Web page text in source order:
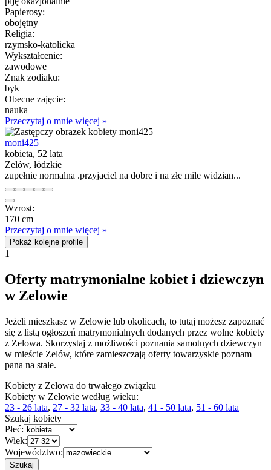
Papierosy:
obojętny
Religia:
rzymsko-katolicka
Wykształcenie:
zawodowe
Znak zodiaku:
byk
Obecne zajęcie:
nauka
Przeczytaj o mnie więcej »
moni425
kobieta, 52 lata
Zelów, łódzkie
zupełnie normalna .przyjaciel na dobre i na złe mile widzian...
Wzrost:
170 cm
Przeczytaj o mnie więcej »
Pokaż kolejne profile
1
Oferty matrymonialne kobiet i dziewczyn
w Zelowie
Jeżeli mieszkasz w Zelowie lub okolicach, to tutaj możesz zapoznać
się z listą ogłoszeń matrymonialnych dodanych przez wolne kobiety
z Zelowa. Skorzystaj z możliwości poznania samotnych dziewczyn
w mieście Zelów, które zamieszczają oferty towarzyskie poznam
pana na stałe.
Kobiety z Zelowa do trwałego związku
Kobiety w Zelowie według wieku:
23 - 26 lata, 27 - 32 lata, 33 - 40 lata, 41 - 50 lata, 51 - 60 lata
Szukaj kobiety
Płeć:
Wiek:
Województwo: